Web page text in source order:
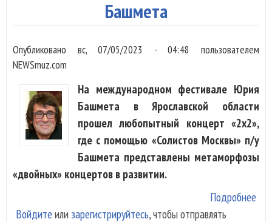
Башмета
Опубликовано вс, 07/05/2023 - 04:48
пользователем
NEWSmuz.com
На международном фестивале Юрия
Башмета в Ярославской области
прошел любопытный концерт «2х2»,
где с помощью «Солистов Москвы» п/у
Башмета представлены метаморфозы
«двойных» концертов в развитии.
Подробнее
Войдите или зарегистрируйтесь, чтобы отправлять